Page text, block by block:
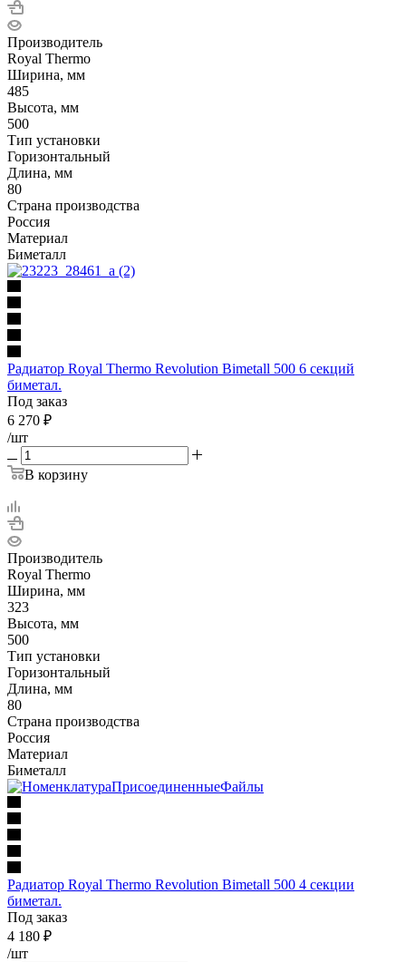
Производитель
Royal Thermo
Ширина, мм
485
Высота, мм
500
Тип установки
Горизонтальный
Длина, мм
80
Страна производства
Россия
Материал
Биметалл
Радиатор Royal Thermo Revolution Bimetall 500 6 секций
биметал.
Под заказ
6 270 ₽
/шт
В корзину
Производитель
Royal Thermo
Ширина, мм
323
Высота, мм
500
Тип установки
Горизонтальный
Длина, мм
80
Страна производства
Россия
Материал
Биметалл
Радиатор Royal Thermo Revolution Bimetall 500 4 секции
биметал.
Под заказ
4 180 ₽
/шт